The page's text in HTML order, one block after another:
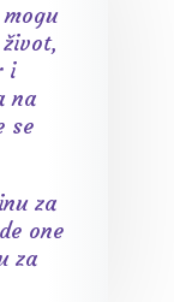
i
na
se
za
one
za